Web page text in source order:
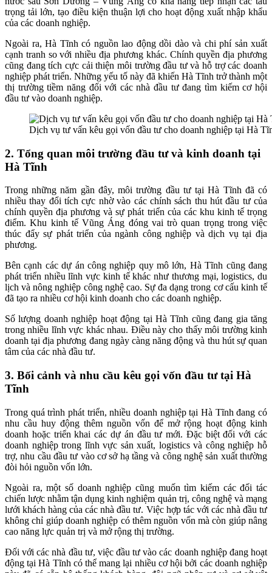
trọng tải lớn, tạo điều kiện thuận lợi cho hoạt động xuất nhập khẩu
của các doanh nghiệp.
Ngoài ra, Hà Tĩnh có nguồn lao động dồi dào và chi phí sản xuất
cạnh tranh so với nhiều địa phương khác. Chính quyền địa phương
cũng đang tích cực cải thiện môi trường đầu tư và hỗ trợ các doanh
nghiệp phát triển. Những yếu tố này đã khiến Hà Tĩnh trở thành một
thị trường tiềm năng đối với các nhà đầu tư đang tìm kiếm cơ hội
đầu tư vào doanh nghiệp.
Dịch vụ tư vấn kêu gọi vốn đầu tư cho doanh nghiệp tại Hà
2. Tổng quan môi trường đầu tư và kinh doanh tại
Hà Tĩnh
Trong những năm gần đây, môi trường đầu tư tại Hà Tĩnh đã có
nhiều thay đổi tích cực nhờ vào các chính sách thu hút đầu tư của
chính quyền địa phương và sự phát triển của các khu kinh tế trọng
điểm. Khu kinh tế Vũng Áng đóng vai trò quan trọng trong việc
thúc đẩy sự phát triển của ngành công nghiệp và dịch vụ tại địa
phương.
Bên cạnh các dự án công nghiệp quy mô lớn, Hà Tĩnh cũng đang
phát triển nhiều lĩnh vực kinh tế khác như thương mại, logistics, du
lịch và nông nghiệp công nghệ cao. Sự đa dạng trong cơ cấu kinh tế
đã tạo ra nhiều cơ hội kinh doanh cho các doanh nghiệp.
Số lượng doanh nghiệp hoạt động tại Hà Tĩnh cũng đang gia tăng
trong nhiều lĩnh vực khác nhau. Điều này cho thấy môi trường kinh
doanh tại địa phương đang ngày càng năng động và thu hút sự quan
tâm của các nhà đầu tư.
3. Bối cảnh và nhu cầu kêu gọi vốn đầu tư tại Hà
Tĩnh
Trong quá trình phát triển, nhiều doanh nghiệp tại Hà Tĩnh đang có
nhu cầu huy động thêm nguồn vốn để mở rộng hoạt động kinh
doanh hoặc triển khai các dự án đầu tư mới. Đặc biệt đối với các
doanh nghiệp trong lĩnh vực sản xuất, logistics và công nghiệp hỗ
trợ, nhu cầu đầu tư vào cơ sở hạ tầng và công nghệ sản xuất thường
đòi hỏi nguồn vốn lớn.
Ngoài ra, một số doanh nghiệp cũng muốn tìm kiếm các đối tác
chiến lược nhằm tận dụng kinh nghiệm quản trị, công nghệ và mạng
lưới khách hàng của các nhà đầu tư. Việc hợp tác với các nhà đầu tư
không chỉ giúp doanh nghiệp có thêm nguồn vốn mà còn giúp nâng
cao năng lực quản trị và mở rộng thị trường.
Đối với các nhà đầu tư, việc đầu tư vào các doanh nghiệp đang hoạt
động tại Hà Tĩnh có thể mang lại nhiều cơ hội bởi các doanh nghiệp